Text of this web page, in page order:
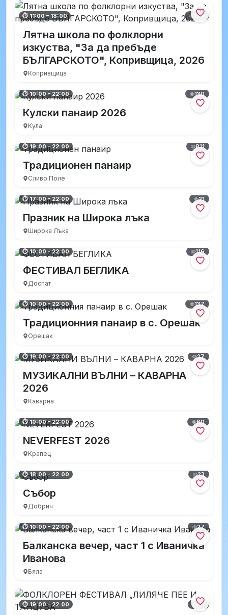
⏱ 11:00 – 18:00 184
Лятна школа по фолклорни
изкуства, "За да пребъде
БЪЛГАРСКОТО", Копривщица, 2026
Копривщица
⏱ 10:00 – 22:00 130
Кулски панаир 2026
Кула
⏱ 19:00 – 22:00 811
Традиционен панаир
Сливо Поле
⏱ 17:00 – 22:00 21
Празник на Широка лъка
Широка Лъка
⏱ 10:00 – 22:00 116
ФЕСТИВАЛ БЕГЛИКА
Доспат
⏱ 10:00 – 22:00 137
Традиционния панаир в с. Орешак
Орешак
⏱ 19:00 – 22:00 27
МУЗИКАЛНИ ВЪЛНИ – КАВАРНА
2026
Каварна
⏱ 10:00 – 22:00 60
NEVERFEST 2026
Крапец
⏱ 18:00 – 22:00 23
Събор
Добрич
⏱ 10:00 – 22:00 27
Балканска вечер, част 1 с Иваничка
Иванова
Бяла
⏱ 19:00 – 22:00 29